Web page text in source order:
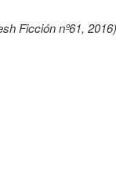
Ficción nº61, 2016)